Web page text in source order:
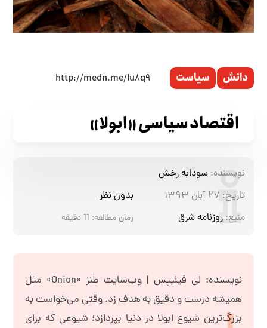
دانش سیاست
اقتصاد سیاسی «ابولا»
نویسنده: سودابه رخش
تاریخ: ۲۷ آبان ۱۳۹۳
بدون نظر
منبع: روزنامه شرق زمان مطالعه: 11دقیقه
نویسنده: لی فیلیپس | وب‌سایت طنز «Onion» مثل
همیشه درست و دقیق به هدف زد. وقتی می‌خواست به
بزرگ‌ترین شیوع ابولا در دنیا بپردازد؛ شیوعی که برای